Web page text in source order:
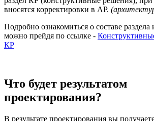
вносятся корректировки в АР.
Подробно ознакомиться о составе
можно прейдя по ссылке -
КР
Что будет результатом
проектирования?
В результате проектирования вы